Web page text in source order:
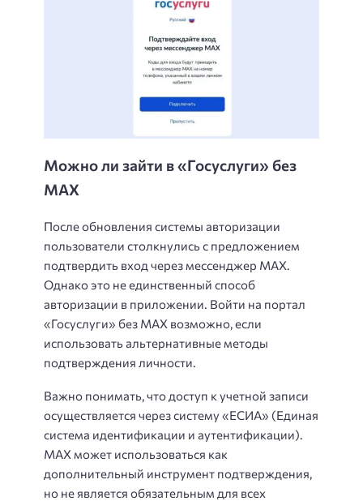
Можно ли зайти в «Госуслуги» без
MAX
После обновления системы авторизации
пользователи столкнулись с предложением
подтвердить вход через мессенджер MAX.
Однако это не единственный способ
авторизации в приложении. Войти на портал
«Госуслуги» без MAX возможно, если
использовать альтернативные методы
подтверждения личности.
Важно понимать, что доступ к учетной записи
осуществляется через систему «ЕСИА» (Единая
система идентификации и аутентификации).
MAX может использоваться как
дополнительный инструмент подтверждения,
но не является обязательным для всех